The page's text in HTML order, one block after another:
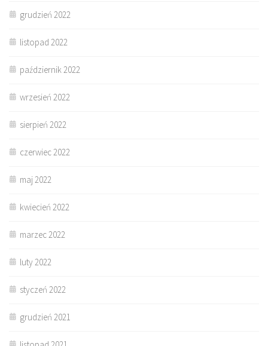
grudzień 2022
listopad 2022
październik 2022
wrzesień 2022
sierpień 2022
czerwiec 2022
maj 2022
kwiecień 2022
marzec 2022
luty 2022
styczeń 2022
grudzień 2021